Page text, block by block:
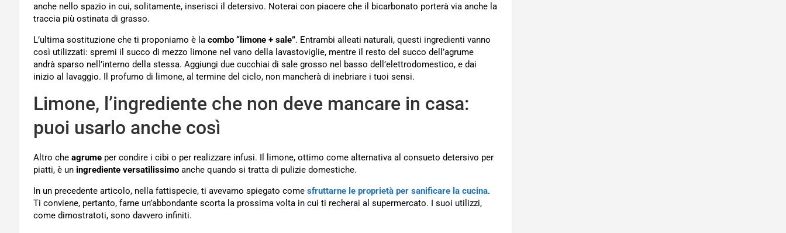
anche nello spazio in cui, solitamente, inserisci il detersivo. Noterai con piacere che il bicarbonato porterà via anche la
traccia più ostinata di grasso.
L’ultima sostituzione che ti proponiamo è la combo “limone + sale”. Entrambi alleati naturali, questi ingredienti vanno
così utilizzati: spremi il succo di mezzo limone nel vano della lavastoviglie, mentre il resto del succo dell’agrume
andrà sparso nell’interno della stessa. Aggiungi due cucchiai di sale grosso nel basso dell’elettrodomestico, e dai
inizio al lavaggio. Il profumo di limone, al termine del ciclo, non mancherà di inebriare i tuoi sensi.
Limone, l’ingrediente che non deve mancare in casa:
puoi usarlo anche così
Altro che agrume per condire i cibi o per realizzare infusi. Il limone, ottimo come alternativa al consueto detersivo per
piatti, è un ingrediente versatilissimo anche quando si tratta di pulizie domestiche.
In un precedente articolo, nella fattispecie, ti avevamo spiegato come sfruttarne le proprietà per sanificare la cucina.
Ti conviene, pertanto, farne un’abbondante scorta la prossima volta in cui ti recherai al supermercato. I suoi utilizzi,
come dimostratoti, sono davvero infiniti.